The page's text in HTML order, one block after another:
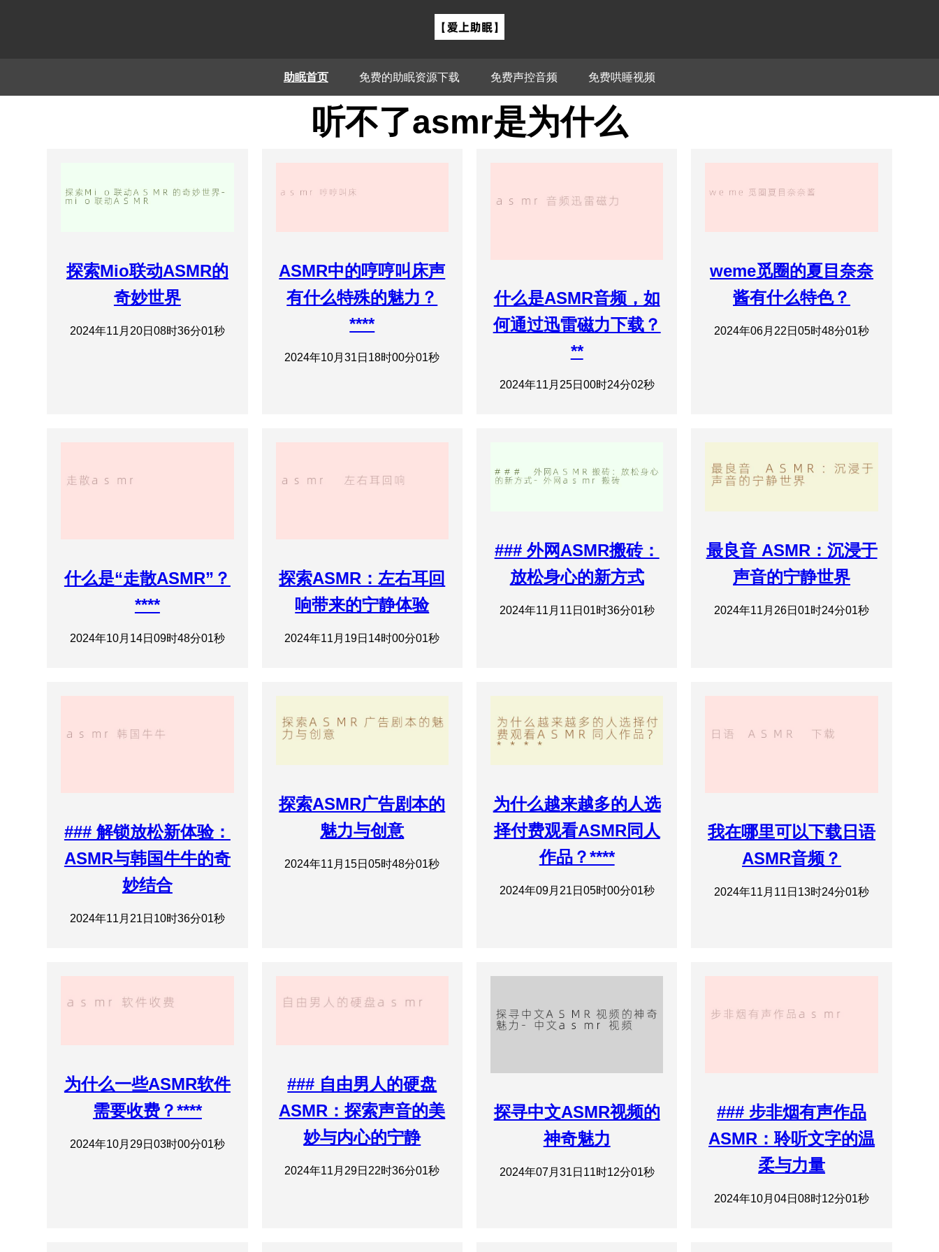
助眠首页 免费的助眠资源下载 免费声控音频 免费哄睡视频
听不了asmr是为什么
探索Mio联动ASMR的
奇妙世界
2024年11月20日08时36分01秒
ASMR中的哼哼叫床声
有什么特殊的魅力？
****
2024年10月31日18时00分01秒
什么是ASMR音频，如
何通过迅雷磁力下载？
**
2024年11月25日00时24分02秒
weme觅圈的夏目奈奈
酱有什么特色？
2024年06月22日05时48分01秒
什么是“走散ASMR”？
****
2024年10月14日09时48分01秒
探索ASMR：左右耳回
响带来的宁静体验
2024年11月19日14时00分01秒
### 外网ASMR搬砖：
放松身心的新方式
2024年11月11日01时36分01秒
最良音 ASMR：沉浸于
声音的宁静世界
2024年11月26日01时24分01秒
### 解锁放松新体验：
ASMR与韩国牛牛的奇
妙结合
2024年11月21日10时36分01秒
探索ASMR广告剧本的
魅力与创意
2024年11月15日05时48分01秒
为什么越来越多的人选
择付费观看ASMR同人
作品？****
2024年09月21日05时00分01秒
我在哪里可以下载日语
ASMR音频？
2024年11月11日13时24分01秒
为什么一些ASMR软件
需要收费？****
2024年10月29日03时00分01秒
### 自由男人的硬盘
ASMR：探索声音的美
妙与内心的宁静
2024年11月29日22时36分01秒
探寻中文ASMR视频的
神奇魅力
2024年07月31日11时12分01秒
### 步非烟有声作品
ASMR：聆听文字的温
柔与力量
2024年10月04日08时12分01秒